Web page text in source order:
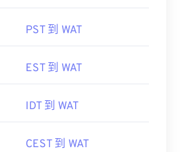
PST 到 WAT
EST 到 WAT
IDT 到 WAT
CEST 到 WAT